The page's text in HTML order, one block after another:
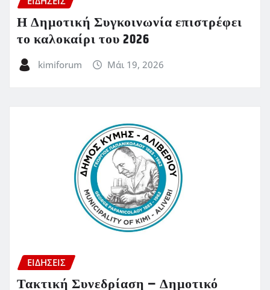
Η Δημοτική Συγκοινωνία επιστρέφει
το καλοκαίρι του 2026
kimiforum Μάι 19, 2026
ΕΙΔΗΣΕΙΣ
Τακτική Συνεδρίαση – Δημοτικό